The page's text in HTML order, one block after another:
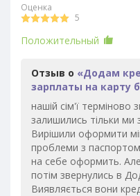
Оценка
5
Положительный
Отзыв о «Додам
зарплаты на карту
нашій сім'ї терміново
залишились тільки ми
Вирішили оформити
проблеми з
на себе оформить.
потім звернулись в
Виявляється вони